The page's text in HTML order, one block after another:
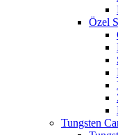
Özel
Tungsten